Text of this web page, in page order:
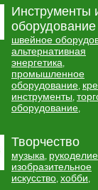
Инструменты
оборудование
швейное
альтернативная
энергетика,
промышленное
оборудование,
инструменты,
оборудование,
Творчество
музыка, рукоделие
изобразительное
искусство, хобби,